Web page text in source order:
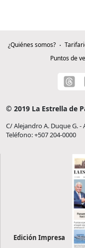
¿Quiénes somos?
Puntos de
© 2019 La Estrella de
C/ Alejandro A. Duque G. -
Teléfono: +507 204-0000
Edición Impresa